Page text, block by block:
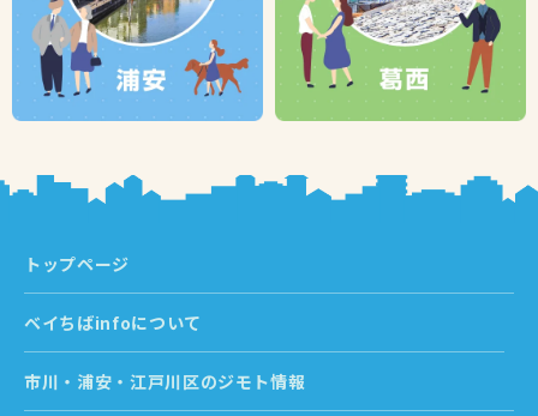
トップページ
ベイちばinfoについて
市川・浦安・江戸川区のジモト情報